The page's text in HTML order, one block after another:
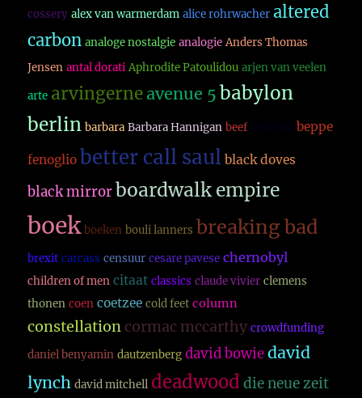
cossery alex van warmerdam alice rohrwacher altered
carbon analoge nostalgie analogie Anders Thomas
Jensen antal dorati Aphrodite Patoulidou arjen van veelen
arte arvingerne avenue 5 babylon
berlin barbara Barbara Hannigan beef bela tarr beppe
fenoglio better call saul black doves
black mirror boardwalk empire
boek boeken bouli lanners breaking bad
brexit carcass censuur cesare pavese chernobyl
children of men citaat classics claude vivier clemens
thonen coen coetzee cold feet column
constellationcormac mccarthy crowdfunding
daniel benyamin dautzenberg david bowie david
lynch david mitchell deadwood die neue zeit